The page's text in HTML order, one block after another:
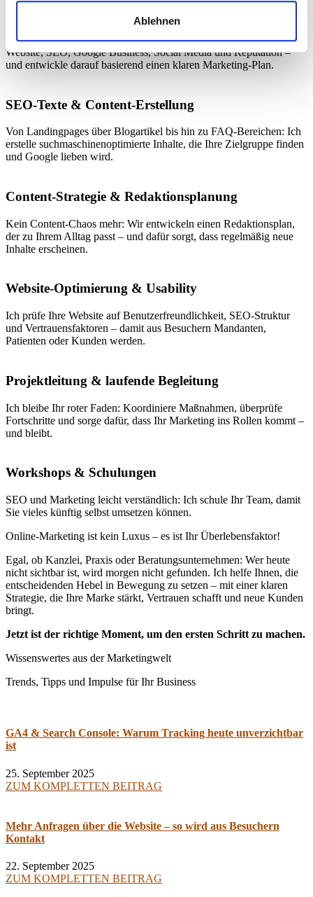
Ablehnen
Wir starten mit einer gründlichen Bestandsaufnahme: Ich analysiere
Website, SEO, Google Business, Social Media und Reputation –
und entwickle darauf basierend einen klaren Marketing-Plan.
SEO-Texte & Content-Erstellung
Von Landingpages über Blogartikel bis hin zu FAQ-Bereichen: Ich
erstelle suchmaschinenoptimierte Inhalte, die Ihre Zielgruppe finden
und Google lieben wird.
Content-Strategie & Redaktionsplanung
Kein Content-Chaos mehr: Wir entwickeln einen Redaktionsplan,
der zu Ihrem Alltag passt – und dafür sorgt, dass regelmäßig neue
Inhalte erscheinen.
Website-Optimierung & Usability
Ich prüfe Ihre Website auf Benutzerfreundlichkeit, SEO-Struktur
und Vertrauensfaktoren – damit aus Besuchern Mandanten,
Patienten oder Kunden werden.
Projektleitung & laufende Begleitung
Ich bleibe Ihr roter Faden: Koordiniere Maßnahmen, überprüfe
Fortschritte und sorge dafür, dass Ihr Marketing ins Rollen kommt –
und bleibt.
Workshops & Schulungen
SEO und Marketing leicht verständlich: Ich schule Ihr Team, damit
Sie vieles künftig selbst umsetzen können.
Online-Marketing ist kein Luxus – es ist Ihr Überlebensfaktor!
Egal, ob Kanzlei, Praxis oder Beratungsunternehmen: Wer heute
nicht sichtbar ist, wird morgen nicht gefunden. Ich helfe Ihnen, die
entscheidenden Hebel in Bewegung zu setzen – mit einer klaren
Strategie, die Ihre Marke stärkt, Vertrauen schafft und neue Kunden
bringt.
Jetzt ist der richtige Moment, um den ersten Schritt zu machen.
Wissenswertes aus der Marketingwelt
Trends, Tipps und Impulse für Ihr Business
GA4 & Search Console: Warum Tracking heute unverzichtbar
ist
25. September 2025
ZUM KOMPLETTEN BEITRAG
Mehr Anfragen über die Website – so wird aus Besuchern
Kontakt
22. September 2025
ZUM KOMPLETTEN BEITRAG